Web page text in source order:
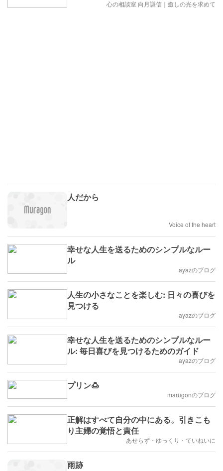
心の相談室 向月謙信｜癒しの光を求めて
人だから
Voice of the heart
幸せな人生を送るためのシンプルなルー
ル
ayazのブログ
人生の小さなことを楽しむ: 日々の喜びを
見つける
ayazのブログ
幸せな人生を送るためのシンプルなルー
ル: 毎日喜びを見つけるためのガイド
ayazのブログ
プリン🍮
marugonのブログ
正解はすべて自分の中にある。引きこも
り主婦の覚悟と責任
あせらず・ゆっくり・ていねいに
雨跡